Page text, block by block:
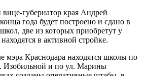
губернатор края Андрей
года будет построено и сдано в
две из которых приобретут у
в активной стройке.
Краснодара находятся школы по
Изобильной и по ул. Марины